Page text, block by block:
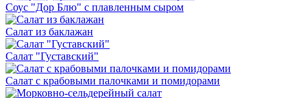
Соус "Дор Блю" с плавленным сыром
Салат из баклажан
Салат "Густавский"
Салат с крабовыми палочками и помидорами